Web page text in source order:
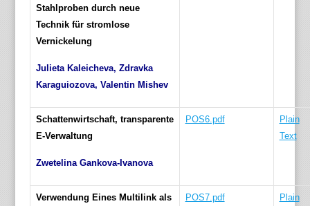
Stahlproben durch neue
Technik für stromlose
Vernickelung
Julieta Kaleicheva, Zdravka
Karaguiozova, Valentin Mishev
Schattenwirtschaft, transparente
E-Verwaltung
Zwetelina Gankova-Ivanova
POS6.pdf
Plain
Text
Verwendung Eines Multilink als
POS7.pdf
Plain